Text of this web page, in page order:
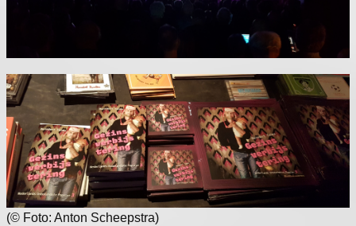
(© Foto: Anton Scheepstra)